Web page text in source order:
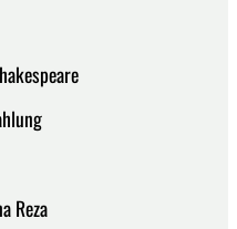
Reza